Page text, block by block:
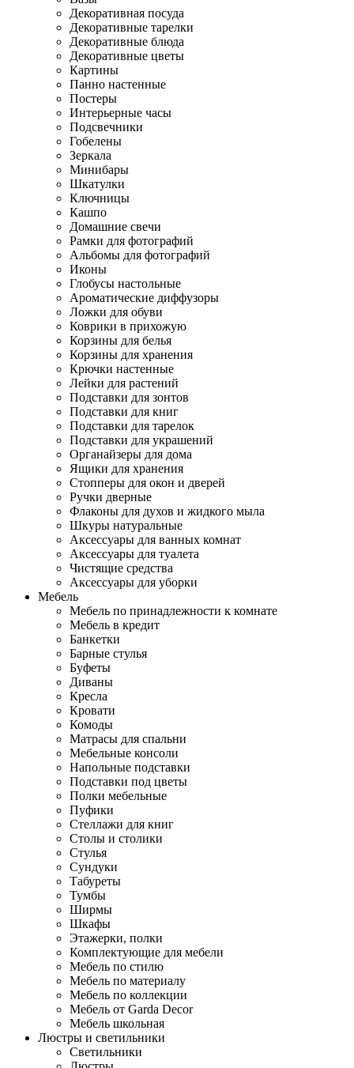
Декоративная посуда
Декоративные тарелки
Декоративные блюда
Декоративные цветы
Картины
Панно настенные
Постеры
Интерьерные часы
Подсвечники
Гобелены
Зеркала
Минибары
Шкатулки
Ключницы
Кашпо
Домашние свечи
Рамки для фотографий
Альбомы для фотографий
Иконы
Глобусы настольные
Ароматические диффузоры
Ложки для обуви
Коврики в прихожую
Корзины для белья
Корзины для хранения
Крючки настенные
Лейки для растений
Подставки для зонтов
Подставки для книг
Подставки для тарелок
Подставки для украшений
Органайзеры для дома
Ящики для хранения
Стопперы для окон и дверей
Ручки дверные
Флаконы для духов и жидкого мыла
Шкуры натуральные
Аксессуары для ванных комнат
Аксессуары для туалета
Чистящие средства
Аксессуары для уборки
Мебель
Мебель по принадлежности к комнате
Мебель в кредит
Банкетки
Барные стулья
Буфеты
Диваны
Кресла
Кровати
Комоды
Матрасы для спальни
Мебельные консоли
Напольные подставки
Подставки под цветы
Полки мебельные
Пуфики
Стеллажи для книг
Столы и столики
Стулья
Сундуки
Табуреты
Тумбы
Ширмы
Шкафы
Этажерки, полки
Комплектующие для мебели
Мебель по стилю
Мебель по материалу
Мебель по коллекции
Мебель от Garda Decor
Мебель школьная
Люстры и светильники
Светильники